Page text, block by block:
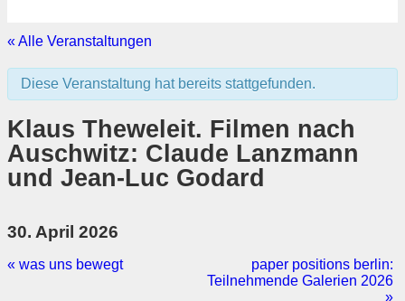
« Alle Veranstaltungen
Diese Veranstaltung hat bereits stattgefunden.
Klaus Theweleit. Filmen nach
Auschwitz: Claude Lanzmann
und Jean-Luc Godard
30. April 2026
« was uns bewegt
paper positions berlin:
Teilnehmende Galerien 2026
»